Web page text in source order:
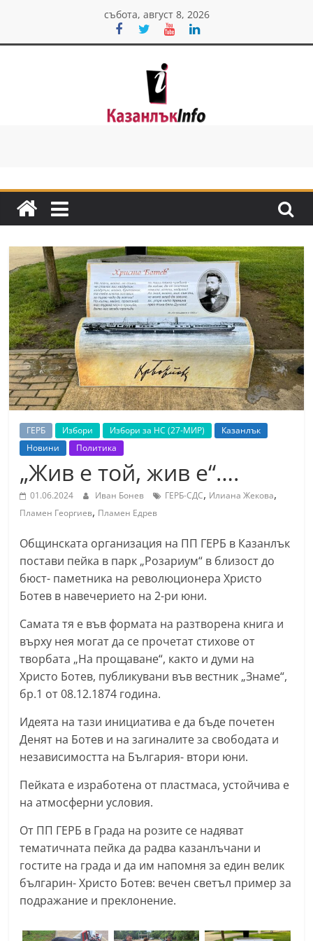
content
събота, август 8, 2026
Казанлък
Н
в
и
н
и
о
т
К
а
з
а
н
л
к
и
о
б
л
а
с
т
С
т
а
р
а
З
а
о
а
–
k
a
a
ГЕРБ Избори Избори за НС (27-МИР)
Казанлък
Новини
Политика
„Жив е той, жив е“….
01.06.2024 Иван Бонев ГЕРБ-СДС, Илиана Жекова,
Пламен Георгиев, Пламен Едрев
Общинската организация на ПП ГЕРБ в Казанлък
постави пейка в парк „Розариум“ в близост до
бюст- паметника на революционера Христо
Ботев в навечерието на 2-ри юни.
Самата тя е във формата на разтворена книга и
върху нея могат да се прочетат стихове от
творбата „На прощаване“, както и думи на
Христо Ботев, публикувани във вестник „Знаме“,
бр.1 от 08.12.1874 година.
Идеята на тази инициатива е да бъде почетен
Денят на Ботев и на загиналите за свободата и
независимостта на България- втори юни.
Пейката е изработена от пластмаса, устойчива е
на атмосферни условия.
От ПП ГЕРБ в Града на розите се надяват
тематичната пейка да радва казанлъчани и
гостите на града и да им напомня за един велик
българин- Христо Ботев: вечен светъл пример за
подражание и преклонение.